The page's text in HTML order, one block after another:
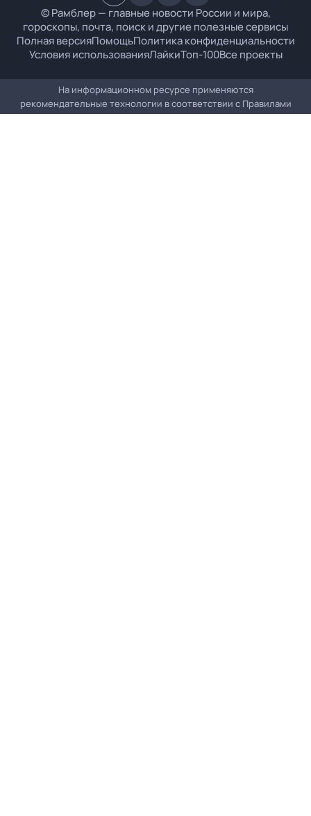
© Рамблер — главные новости России и мира,
гороскопы, почта, поиск и другие полезные сервисы
Полная версияПомощьПолитика конфиденциальности
Условия использованияЛайкиТоп-100Все проекты
На информационном ресурсе применяются
рекомендательные технологии в соответствии с Правилами